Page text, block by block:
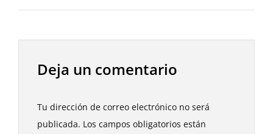
Deja un comentario
Tu dirección de correo electrónico no será
publicada. Los campos obligatorios están